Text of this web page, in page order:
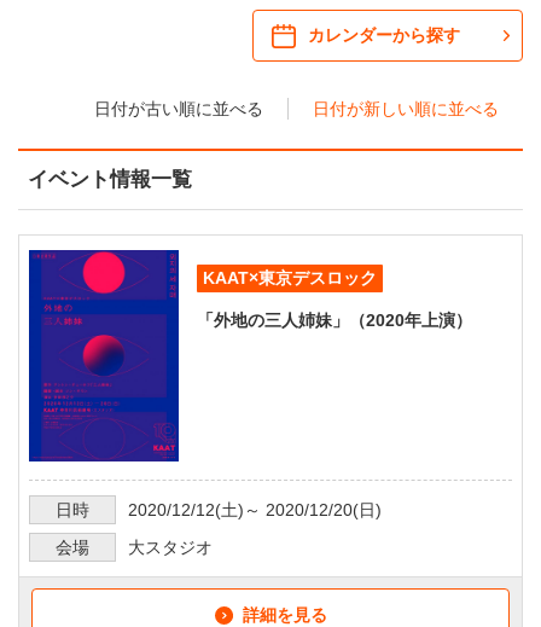
・ 館内サービス・アクセシビリティ
・ 交通案内
・ よくある質問
KAATについて
・ ミッション
・ 芸術監督
・ 施設概要
・ フロアマップ
・ レストラン/カフェ
KAAT 神奈川芸術劇場
SNS
カレンダーから探す
日付が古い順に並べる 日付が新しい順に並べる
イベント情報一覧
KAAT×東京デスロック
「外地の三人姉妹」（2020年上演）
日時 2020/12/12(土)～ 2020/12/20(日)
会場
大スタジオ
詳細を見る